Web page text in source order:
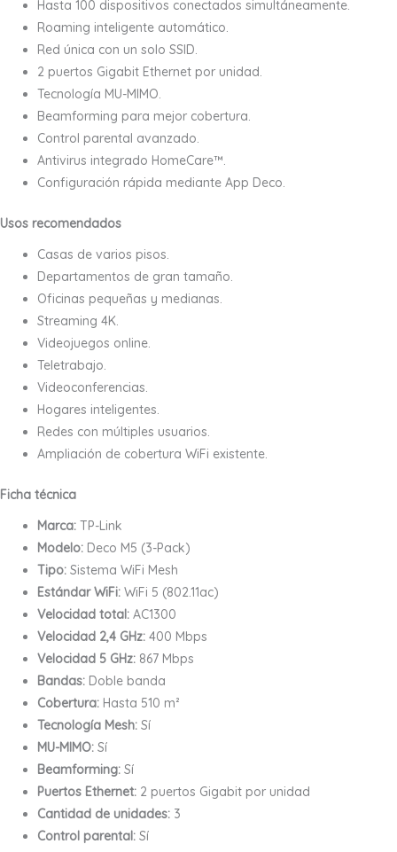
Hasta 100 dispositivos conectados simultáneamente.
Roaming inteligente automático.
Red única con un solo SSID.
2 puertos Gigabit Ethernet por unidad.
Tecnología MU-MIMO.
Beamforming para mejor cobertura.
Control parental avanzado.
Antivirus integrado HomeCare™.
Configuración rápida mediante App Deco.
Usos recomendados
Casas de varios pisos.
Departamentos de gran tamaño.
Oficinas pequeñas y medianas.
Streaming 4K.
Videojuegos online.
Teletrabajo.
Videoconferencias.
Hogares inteligentes.
Redes con múltiples usuarios.
Ampliación de cobertura WiFi existente.
Ficha técnica
Marca: TP-Link
Modelo: Deco M5 (3-Pack)
Tipo: Sistema WiFi Mesh
Estándar WiFi: WiFi 5 (802.11ac)
Velocidad total: AC1300
Velocidad 2,4 GHz: 400 Mbps
Velocidad 5 GHz: 867 Mbps
Bandas: Doble banda
Cobertura: Hasta 510 m²
Tecnología Mesh: Sí
MU-MIMO: Sí
Beamforming: Sí
Puertos Ethernet: 2 puertos Gigabit por unidad
Cantidad de unidades: 3
Control parental: Sí